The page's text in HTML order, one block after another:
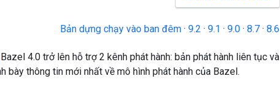
Bản dựng chạy vào ban đêm · 9.2 · 9.1 · 9.0 · 8.7 · 8.6
4.0 trở lên hỗ trợ 2 kênh phát hành: bản phát hành liên tục và
bày thông tin mới nhất về mô hình phát hành của Bazel.